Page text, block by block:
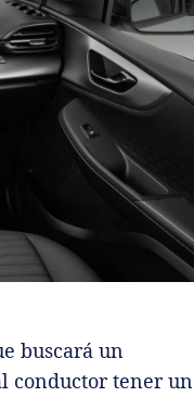
buscará un
conductor tener un